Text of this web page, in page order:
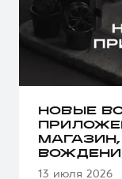
НОВЫЕ
13 июля 2026